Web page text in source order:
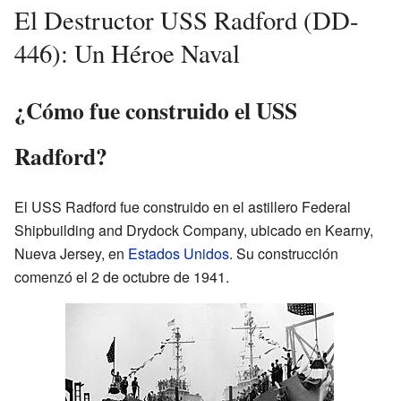
El Destructor USS Radford (DD-
446): Un Héroe Naval
¿Cómo fue construido el USS
Radford?
El USS Radford fue construido en el astillero Federal
Shipbuilding and Drydock Company, ubicado en Kearny,
Nueva Jersey, en Estados Unidos. Su construcción
comenzó el 2 de octubre de 1941.